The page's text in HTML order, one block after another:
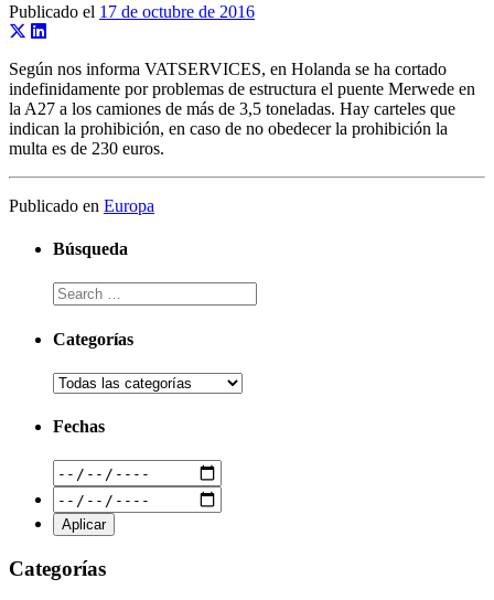
Publicado el 17 de octubre de 2016
Según nos informa VATSERVICES, en Holanda se ha cortado
indefinidamente por problemas de estructura el puente Merwede en
la A27 a los camiones de más de 3,5 toneladas. Hay carteles que
indican la prohibición, en caso de no obedecer la prohibición la
multa es de 230 euros.
Publicado en Europa
Búsqueda
Categorías
Fechas
Categorías